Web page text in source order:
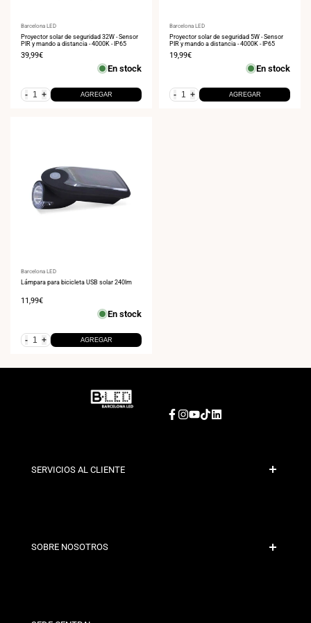
Proveedor:
Barcelona LED
Proyector solar de seguridad 32W - Sensor
PIR y mando a distancia - 4000K - IP65
Precio
39,99€
En stock
- + AGREGAR
Proveedor:
Barcelona LED
Proyector solar de seguridad 5W - Sensor
PIR y mando a distancia - 4000K - IP65
Precio
19,99€
En stock
- + AGREGAR
Proveedor:
Barcelona LED
Lámpara para bicicleta USB solar 240lm
Precio
11,99€
En stock
- + AGREGAR
Facebook
Instagram
YouTube
TikTokLinkedIn
SERVICIOS AL CLIENTE
Contacto
SOBRE NOSOTROS